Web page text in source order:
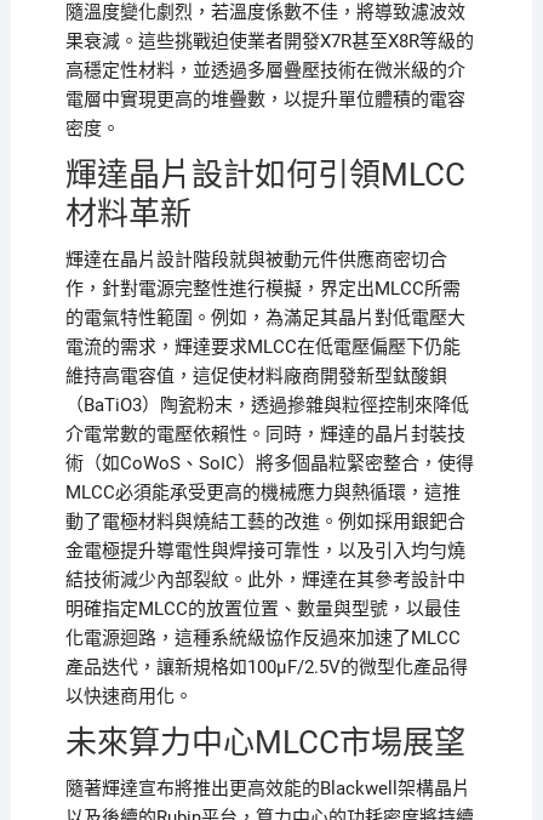
隨溫度變化劇烈，若溫度係數不佳，將導致濾波效
果衰減。這些挑戰迫使業者開發X7R甚至X8R等級的
高穩定性材料，並透過多層疊壓技術在微米級的介
電層中實現更高的堆疊數，以提升單位體積的電容
密度。
輝達晶片設計如何引領MLCC
材料革新
輝達在晶片設計階段就與被動元件供應商密切合
作，針對電源完整性進行模擬，界定出MLCC所需
的電氣特性範圍。例如，為滿足其晶片對低電壓大
電流的需求，輝達要求MLCC在低電壓偏壓下仍能
維持高電容值，這促使材料廠商開發新型鈦酸鋇
（BaTiO3）陶瓷粉末，透過摻雜與粒徑控制來降低
介電常數的電壓依賴性。同時，輝達的晶片封裝技
術（如CoWoS、SoIC）將多個晶粒緊密整合，使得
MLCC必須能承受更高的機械應力與熱循環，這推
動了電極材料與燒結工藝的改進。例如採用銀鈀合
金電極提升導電性與焊接可靠性，以及引入均勻燒
結技術減少內部裂紋。此外，輝達在其參考設計中
明確指定MLCC的放置位置、數量與型號，以最佳
化電源迴路，這種系統級協作反過來加速了MLCC
產品迭代，讓新規格如100μF/2.5V的微型化產品得
以快速商用化。
未來算力中心MLCC市場展望
隨著輝達宣布將推出更高效能的Blackwell架構晶片